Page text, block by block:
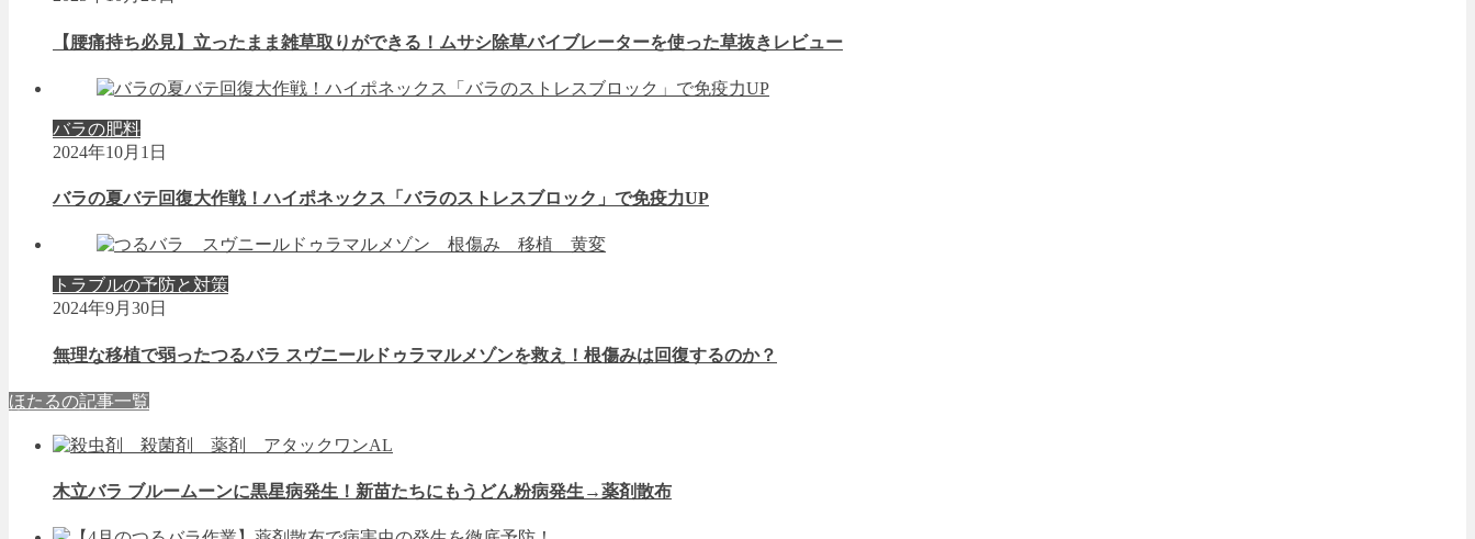
【腰痛持ち必見】立ったまま雑草取りができる！ムサシ除草バイブレーターを使った草抜きレビュー
バラの肥料
2024年10月1日
バラの夏バテ回復大作戦！ハイポネックス「バラのストレスブロック」で免疫力UP
トラブルの予防と対策
2024年9月30日
無理な移植で弱ったつるバラ スヴニールドゥラマルメゾンを救え！根傷みは回復するのか？
ほたるの記事一覧
木立バラ ブルームーンに黒星病発生！新苗たちにもうどん粉病発生→薬剤散布